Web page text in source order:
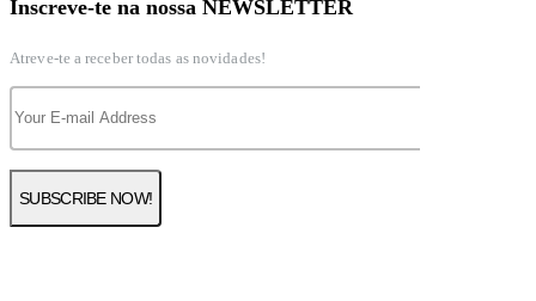
Inscreve-te na nossa NEWSLETTER
Atreve-te a receber todas as novidades!